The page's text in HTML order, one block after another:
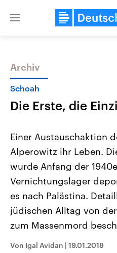
Close
Themen
USA
Aktuelle Beiträge, Analysen
Hintergründe
Wirtschaftlich und militärisch
gehören die Vereinigten
den mächtigsten Ländern der
mit großem Einfluss auf das
Archiv
Schoah
Die Erste, die
Einer Austauschaktion
Alperowitz ihr Leben.
wurde Anfang der
Vernichtungslager
es nach Palästina.
jüdischen Alltag von
zum Massenmord
Von Igal Avidan | 19.01.2018